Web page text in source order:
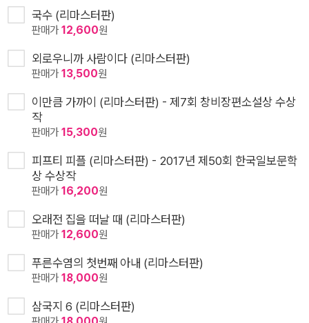
국수 (리마스터판)
판매가12,600원
외로우니까 사람이다 (리마스터판)
판매가13,500원
이만큼 가까이 (리마스터판) - 제7회 창비장편소설상 수상
작
판매가15,300원
피프티 피플 (리마스터판) - 2017년 제50회 한국일보문학
상 수상작
판매가16,200원
오래전 집을 떠날 때 (리마스터판)
판매가12,600원
푸른수염의 첫번째 아내 (리마스터판)
판매가18,000원
삼국지 6 (리마스터판)